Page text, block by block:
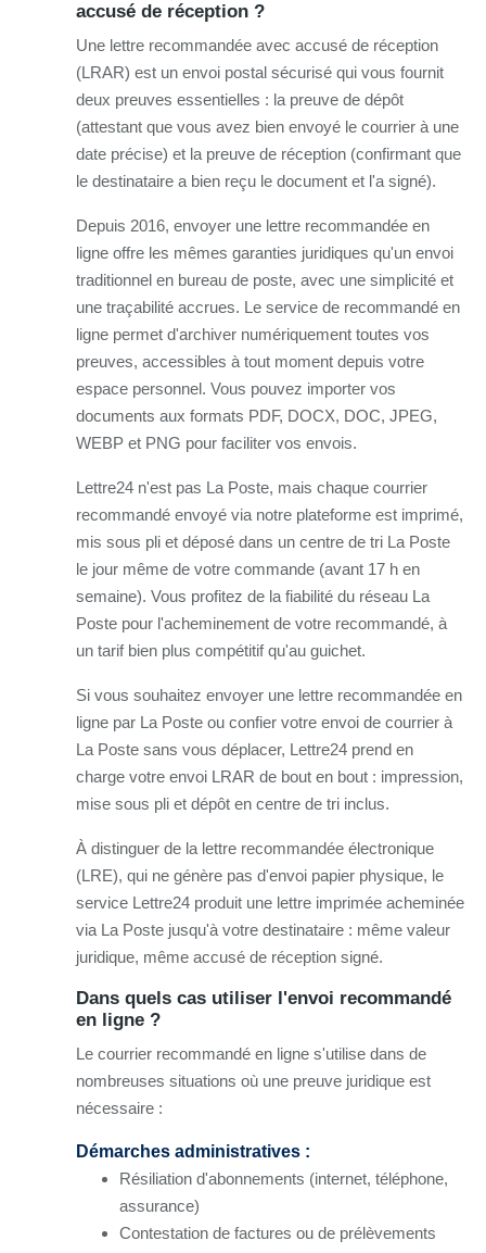
accusé de réception ?
Une lettre recommandée avec accusé de réception
(LRAR) est un envoi postal sécurisé qui vous fournit
deux preuves essentielles : la preuve de dépôt
(attestant que vous avez bien envoyé le courrier à une
date précise) et la preuve de réception (confirmant que
le destinataire a bien reçu le document et l'a signé).
Depuis 2016, envoyer une lettre recommandée en
ligne offre les mêmes garanties juridiques qu'un envoi
traditionnel en bureau de poste, avec une simplicité et
une traçabilité accrues. Le service de recommandé en
ligne permet d'archiver numériquement toutes vos
preuves, accessibles à tout moment depuis votre
espace personnel. Vous pouvez importer vos
documents aux formats PDF, DOCX, DOC, JPEG,
WEBP et PNG pour faciliter vos envois.
Lettre24 n'est pas La Poste, mais chaque courrier
recommandé envoyé via notre plateforme est imprimé,
mis sous pli et déposé dans un centre de tri La Poste
le jour même de votre commande (avant 17 h en
semaine). Vous profitez de la fiabilité du réseau La
Poste pour l'acheminement de votre recommandé, à
un tarif bien plus compétitif qu'au guichet.
Si vous souhaitez envoyer une lettre recommandée en
ligne par La Poste ou confier votre envoi de courrier à
La Poste sans vous déplacer, Lettre24 prend en
charge votre envoi LRAR de bout en bout : impression,
mise sous pli et dépôt en centre de tri inclus.
À distinguer de la lettre recommandée électronique
(LRE), qui ne génère pas d'envoi papier physique, le
service Lettre24 produit une lettre imprimée acheminée
via La Poste jusqu'à votre destinataire : même valeur
juridique, même accusé de réception signé.
Dans quels cas utiliser l'envoi recommandé
en ligne ?
Le courrier recommandé en ligne s'utilise dans de
nombreuses situations où une preuve juridique est
nécessaire :
Démarches administratives :
Résiliation d'abonnements (internet, téléphone,
assurance)
Contestation de factures ou de prélèvements